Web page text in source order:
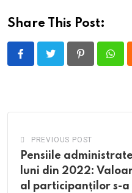
Share This Post:
Pinterest
PREVIOUS POST
Pensiile
luni din 2022:
al participanților s-a